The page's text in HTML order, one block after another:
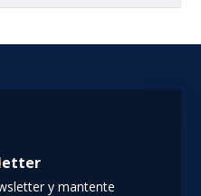
y mantente